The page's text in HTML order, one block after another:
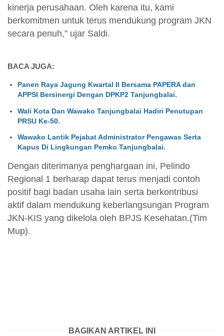
kinerja perusahaan. Oleh karena itu, kami
berkomitmen untuk terus mendukung program JKN
secara penuh,” ujar Saldi.
BACA JUGA:
Panen Raya Jagung Kwartal II Bersama PAPERA dan
APPSI Bersinergi Dengan DPKP2 Tanjungbalai.
Wali Kota Dan Wawako Tanjungbalai Hadiri Penutupan
PRSU Ke-50.
Wawako Lantik Pejabat Administrator Pengawas Serta
Kapus Di Lingkungan Pemko Tanjungbalai.
Dengan diterimanya penghargaan ini, Pelindo
Regional 1 berharap dapat terus menjadi contoh
positif bagi badan usaha lain serta berkontribusi
aktif dalam mendukung keberlangsungan Program
JKN-KIS yang dikelola oleh BPJS Kesehatan.(Tim
Mup).
BAGIKAN ARTIKEL INI